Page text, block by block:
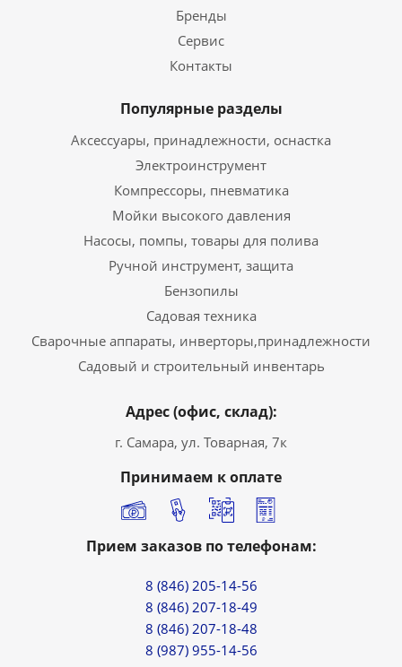
Бренды
Сервис
Контакты
Популярные разделы
Аксессуары, принадлежности, оснастка
Электроинструмент
Компрессоры, пневматика
Мойки высокого давления
Насосы, помпы, товары для полива
Ручной инструмент, защита
Бензопилы
Садовая техника
Сварочные аппараты, инверторы,принадлежности
Садовый и строительный инвентарь
Адрес (офис, склад):
г. Самара, ул. Товарная, 7к
Принимаем к оплате
Прием заказов по телефонам:
8 (846) 205-14-56
8 (846) 207-18-49
8 (846) 207-18-48
8 (987) 955-14-56